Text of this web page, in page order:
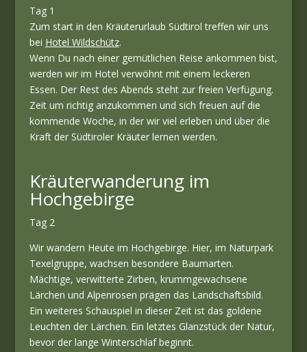
Tag 1
Zum start in den Kräuterurlaub Südtirol treffen wir uns
bei Hotel Wildschütz.
Wenn Du nach einer gemütlichen Reise ankommen bist,
werden wir im Hotel verwöhnt mit einem leckeren
Essen. Der Rest des Abends steht zur freien Verfügung.
Zeit um richtig anzukommen und sich freuen auf die
kommende Woche, in der wir viel erleben und über die
Kraft der Südtiroler Kräuter lernen werden.
Kräuterwanderung im
Hochgebirge
Tag 2
Wir wandern Heute im Hochgebirge. Hier, im Naturpark
Texelgruppe, wachsen besondere Baumarten.
Mächtige, verwitterte Zirben, krummgewachsene
Lärchen und Alpenrosen prägen das Landschaftsbild.
Ein weiteres Schauspiel in dieser Zeit ist das goldene
Leuchten der Lärchen. Ein letztes Glanzstück der Natur,
bevor der lange Winterschlaf beginnt.